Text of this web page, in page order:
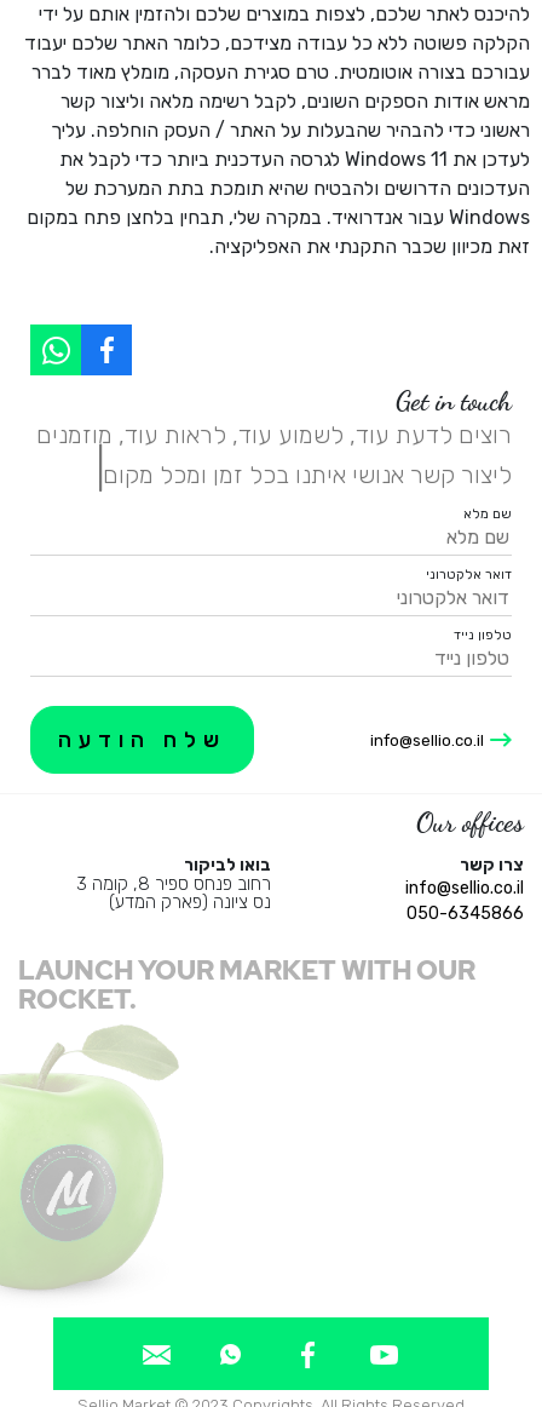
להיכנס לאתר שלכם, לצפות במוצרים שלכם ולהזמין אותם על ידי
הקלקה פשוטה ללא כל עבודה מצידכם, כלומר האתר שלכם יעבוד
עבורכם בצורה אוטומטית. טרם סגירת העסקה, מומלץ מאוד לברר
מראש אודות הספקים השונים, לקבל רשימה מלאה וליצור קשר
ראשוני כדי להבהיר שהבעלות על האתר / העסק הוחלפה. עליך
לעדכן את Windows 11 לגרסה העדכנית ביותר כדי לקבל את
העדכונים הדרושים ולהבטיח שהיא תומכת בתת המערכת של
Windows עבור אנדרואיד. במקרה שלי, תבחין בלחצן פתח במקום
זאת מכיוון שכבר התקנתי את האפליקציה.
Get in touch
רוצים לדעת עוד, לשמוע עוד, לראות עוד, מוזמנים
ליצור קשר אנושי איתנו בכל זמן ומכל מקום.
|
שם מלא
דואר אלקטרוני
טלפון נייד
info@sellio.co.il
Our offices
צרו קשר
info@sellio.co.il
050-6345866
בואו לביקור
רחוב פנחס ספיר 8, קומה 3
נס ציונה (פארק המדע)
LAUNCH YOUR MARKET WITH OUR
ROCKET.